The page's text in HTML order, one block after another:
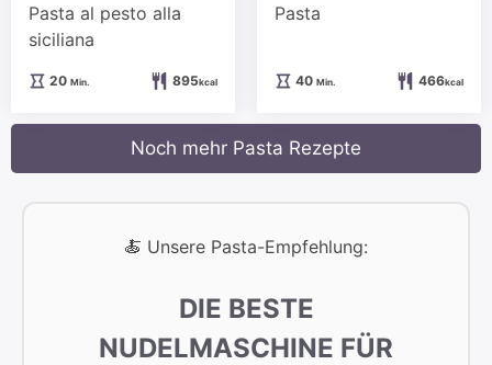
Pasta al pesto alla
siciliana
20Minuten
Min. 895kcal
Pasta
40Minuten
Min. 466kcal
Noch mehr Pasta Rezepte
🍝 Unsere Pasta-Empfehlung:
DIE BESTE
NUDELMASCHINE FÜR